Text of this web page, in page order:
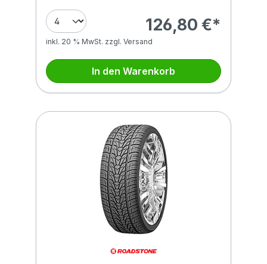
126,80 €*
inkl. 20 % MwSt. zzgl. Versand
In den Warenkorb